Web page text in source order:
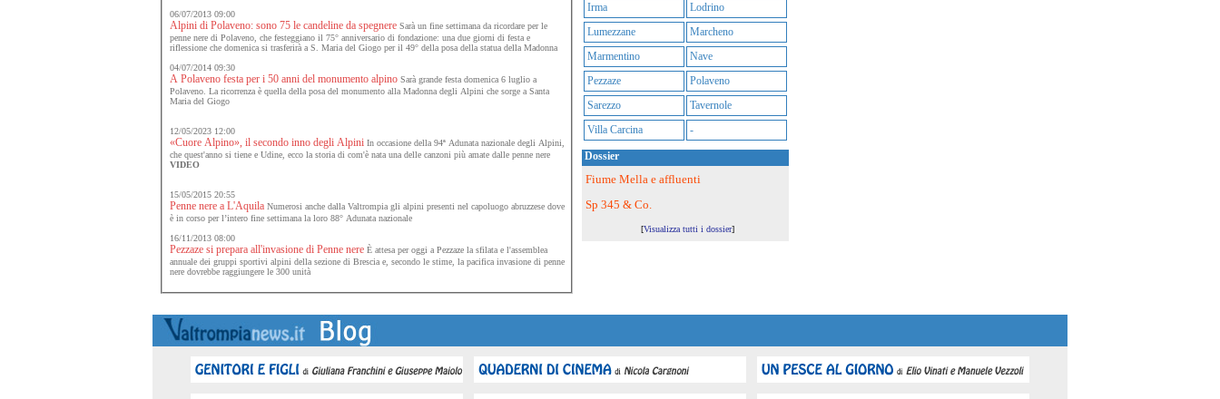
06/07/2013 09:00
Alpini di Polaveno: sono 75 le candeline da spegnereSarà un fine settimana da ricordare per le
penne nere di Polaveno, che festeggiano il 75° anniversario di fondazione: una due giorni di festa e
riflessione che domenica si trasferirà a S. Maria del Giogo per il 49° della posa della statua della Madonna
04/07/2014 09:30
A Polaveno festa per i 50 anni del monumento alpinoSarà grande festa domenica 6 luglio a
Polaveno. La ricorrenza è quella della posa del monumento alla Madonna degli Alpini che sorge a Santa
Maria del Giogo
12/05/2023 12:00
«Cuore Alpino», il secondo inno degli AlpiniIn occasione della 94ª Adunata nazionale degli Alpini,
che quest'anno si tiene e Udine, ecco la storia di com'è nata una delle canzoni più amate dalle penne nere
VIDEO
15/05/2015 20:55
Penne nere a L'AquilaNumerosi anche dalla Valtrompia gli alpini presenti nel capoluogo abruzzese dove
è in corso per l’intero fine settimana la loro 88° Adunata nazionale
16/11/2013 08:00
Pezzaze si prepara all'invasione di Penne nereÈ attesa per oggi a Pezzaze la sfilata e l'assemblea
annuale dei gruppi sportivi alpini della sezione di Brescia e, secondo le stime, la pacifica invasione di penne
nere dovrebbe raggiungere le 300 unità
Irma
Lodrino
Lumezzane
Marcheno
Marmentino
Nave
Pezzaze
Polaveno
Sarezzo
Tavernole
Villa Carcina
-
Dossier
Fiume Mella e affluenti
Sp 345 & Co.
[Visualizza tutti i dossier]